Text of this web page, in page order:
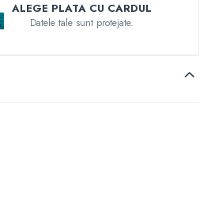
ALEGE PLATA CU CARDUL
Datele tale sunt protejate.